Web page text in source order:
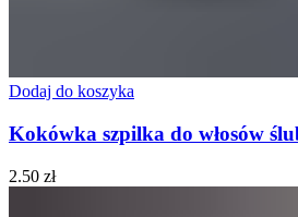
Dodaj do koszyka
Kokówka szpilka do włosów
2.50 zł